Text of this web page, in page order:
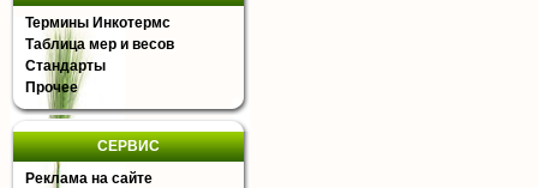
Термины Инкотермс
Таблица мер и весов
Стандарты
Прочее
СЕРВИС
Реклама на сайте